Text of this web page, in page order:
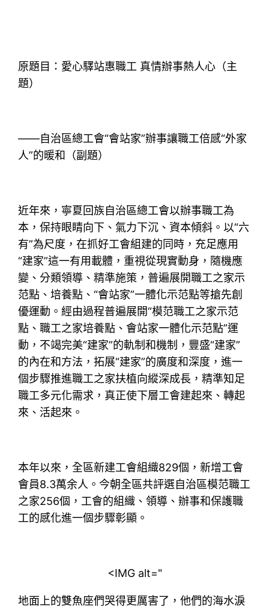
原題目：愛心驛站惠職工 真情辦事熱人心（主
題）
——自治區總工會“會站家”辦事讓職工倍感“外家
人”的暖和（副題）
近年來，寧夏回族自治區總工會以辦事職工為
本，保持眼睛向下、氣力下沉、資本傾斜。以“六
有”為尺度，在抓好工會組建的同時，充足應用
“建家”這一有用載體，重視從現實動身，隨機應
變、分類領導、精準施策，普遍展開職工之家示
范點、培養點、“會站家”一體化示范點等搶先創
優運動。經由過程普遍展開“模范職工之家示范
點、職工之家培養點、會站家一體化示范點”運
動，不竭完美“建家”的軌制和機制，豐盛“建家”
的內在和方法，拓展“建家”的廣度和深度，進一
個步驟推進職工之家扶植向縱深成長，精準知足
職工多元化需求，真正使下層工會建起來、轉起
來、活起來。
本年以來，全區新建工會組織829個，新增工會
會員8.3萬余人。今朝全區共評選自治區模范職工
之家256個，工會的組織、領導、辦事和保護職
工的感化進一個步驟彰顯。
<IMG alt="
地面上的雙魚座們哭得更厲害了，他們的海水淚